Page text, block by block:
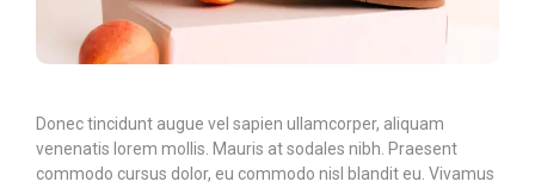
Donec tincidunt augue vel sapien ullamcorper, aliquam
venenatis lorem mollis. Mauris at sodales nibh. Praesent
commodo cursus dolor, eu commodo nisl blandit eu. Vivamus